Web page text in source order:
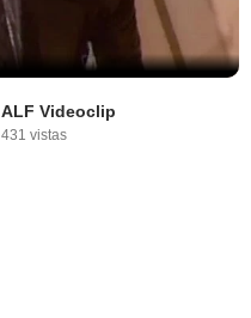
ALF Videoclip
431 vistas